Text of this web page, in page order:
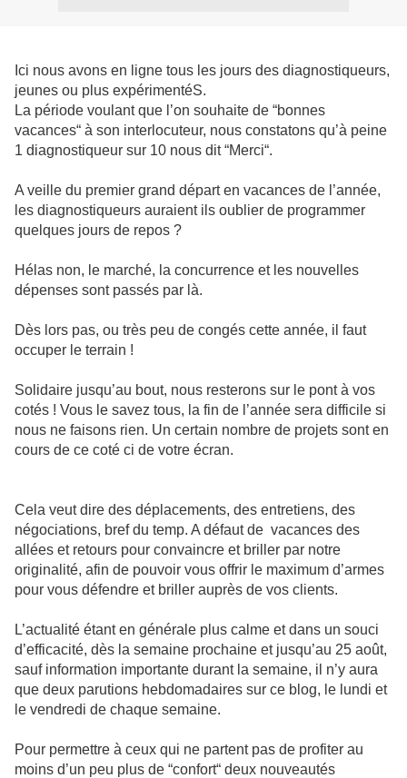
Ici nous avons en ligne tous les jours des diagnostiqueurs,
jeunes ou plus expérimentéS.
La période voulant que l’on souhaite de “bonnes
vacances“ à son interlocuteur, nous constatons qu’à peine
1 diagnostiqueur sur 10 nous dit “Merci“.
A veille du premier grand départ en vacances de l’année,
les diagnostiqueurs auraient ils oublier de programmer
quelques jours de repos ?
Hélas non, le marché, la concurrence et les nouvelles
dépenses sont passés par là.
Dès lors pas, ou très peu de congés cette année, il faut
occuper le terrain !
Solidaire jusqu’au bout, nous resterons sur le pont à vos
cotés ! Vous le savez tous, la fin de l’année sera difficile si
nous ne faisons rien. Un certain nombre de projets sont en
cours de ce coté ci de votre écran.
Cela veut dire des déplacements, des entretiens, des
négociations, bref du temp. A défaut de vacances des
allées et retours pour convaincre et briller par notre
originalité, afin de pouvoir vous offrir le maximum d’armes
pour vous défendre et briller auprès de vos clients.
L’actualité étant en générale plus calme et dans un souci
d’efficacité, dès la semaine prochaine et jusqu’au 25 août,
sauf information importante durant la semaine, il n’y aura
que deux parutions hebdomadaires sur ce blog, le lundi et
le vendredi de chaque semaine.
Pour permettre à ceux qui ne partent pas de profiter au
moins d’un peu plus de “confort“ deux nouveautés